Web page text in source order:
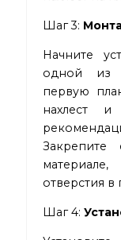
Шаг 3:
Начните
одной из
первую
нахлест
отверстия в
Шаг 4: